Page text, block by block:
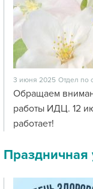
3 июня 2025 Отдел по
Обращаем
работы ИДЦ. 12
работает!
Праздничная